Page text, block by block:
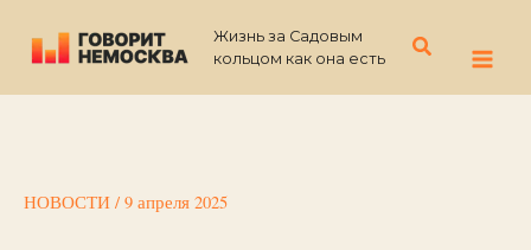
содержимому
Жизнь за Садовым
кольцом как она есть
Поиск
НОВОСТИ / 9 апреля 2025